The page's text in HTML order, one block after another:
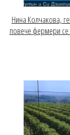
Нина Колчакова,
повече фермери се